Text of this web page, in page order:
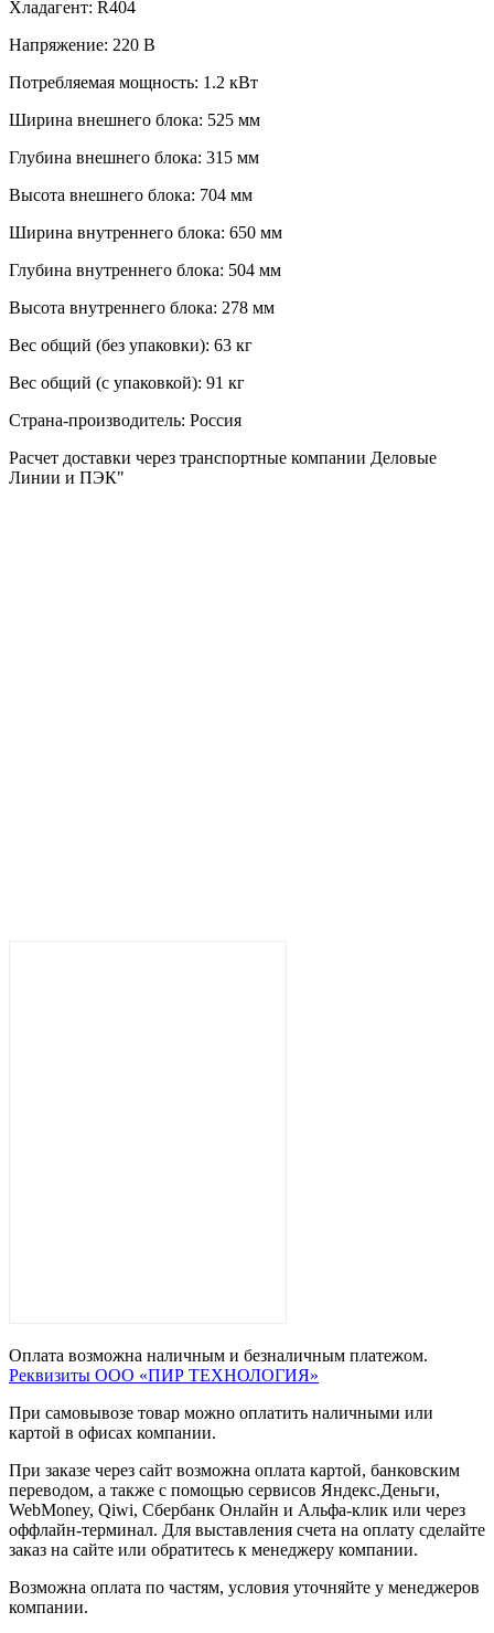
Хладагент: R404
Напряжение: 220 В
Потребляемая мощность: 1.2 кВт
Ширина внешнего блока: 525 мм
Глубина внешнего блока: 315 мм
Высота внешнего блока: 704 мм
Ширина внутреннего блока: 650 мм
Глубина внутреннего блока: 504 мм
Высота внутреннего блока: 278 мм
Вес общий (без упаковки): 63 кг
Вес общий (с упаковкой): 91 кг
Страна-производитель: Россия
Расчет доставки через транспортные компании Деловые
Линии и ПЭК"
Оплата возможна наличным и безналичным платежом.
Реквизиты ООО «ПИР ТЕХНОЛОГИЯ»
При самовывозе товар можно оплатить наличными или
картой в офисах компании.
При заказе через сайт возможна оплата картой, банковским
переводом, а также с помощью сервисов Яндекс.Деньги,
WebMoney, Qiwi, Сбербанк Онлайн и Альфа-клик или через
оффлайн-терминал. Для выставления счета на оплату сделайте
заказ на сайте или обратитесь к менеджеру компании.
Возможна оплата по частям, условия уточняйте у менеджеров
компании.